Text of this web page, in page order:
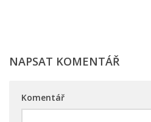
NAPSAT KOMENTÁŘ
Komentář